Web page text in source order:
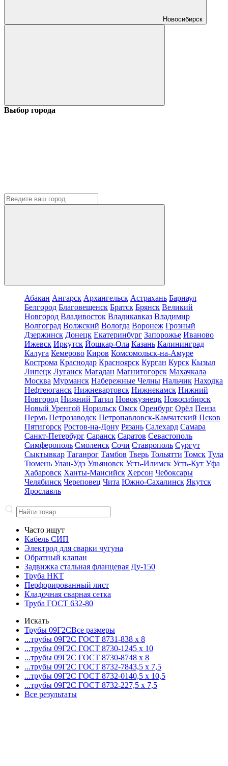
Новосибирск
Выбор города
Абакан Ангарск Архангельск Астрахань Барнаул
Белгород Благовещенск Братск Брянск Великий
Новгород Владивосток Владикавказ Владимир
Волгоград Волжский Вологда Воронеж Грозный
Дзержинск Донецк Екатеринбург Запорожье Иваново
Ижевск Иркутск Йошкар-Ола Казань Калининград
Калуга Кемерово Киров Комсомольск-на-Амуре
Кострома Краснодар Красноярск Курган Курск Кызыл
Липецк Луганск Магадан Магнитогорск Махачкала
Москва Мурманск Набережные Челны Нальчик Находка
Нефтеюганск Нижневартовск Нижнекамск Нижний
Новгород Нижний Тагил Новокузнецк Новосибирск
Новый Уренгой Норильск Омск Оренбург Орёл Пенза
Пермь Петрозаводск Петропавловск-Камчатский Псков
Пятигорск Ростов-на-Дону Рязань Салехард Самара
Санкт-Петербург Саранск Саратов Севастополь
Симферополь Смоленск Сочи Ставрополь Сургут
Сыктывкар Таганрог Тамбов Тверь Тольятти Томск Тула
Тюмень Улан-Удэ Ульяновск Усть-Илимск Усть-Кут Уфа
Хабаровск Ханты-Мансийск Херсон Чебоксары
Челябинск Череповец Чита Южно-Сахалинск Якутск
Ярославль
Часто ищут
Кабель СИП
Электрод для сварки чугуна
Обратный клапан
Задвижка стальная фланцевая Ду-150
Труба НКТ
Перфорированный лист
Кладочная сварная сетка
Труба ГОСТ 632-80
Искать
Трубы 09Г2СВсе размеры
...трубы 09Г2С ГОСТ 8731-838 x 8
...трубы 09Г2С ГОСТ 8730-1245 x 10
...трубы 09Г2С ГОСТ 8730-8748 x 8
...трубы 09Г2С ГОСТ 8732-7843,5 x 7,5
...трубы 09Г2С ГОСТ 8732-0140,5 x 10,5
...трубы 09Г2С ГОСТ 8732-227,5 x 7,5
Все результаты